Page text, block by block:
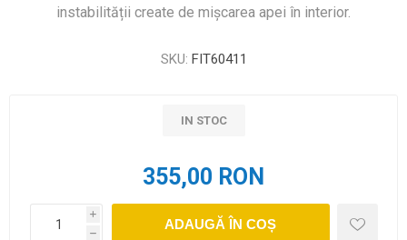
instabilității create de mișcarea apei în interior.
SKU: FIT60411
IN STOC
355,00 RON
i
h
ADAUGĂ ÎN COȘ